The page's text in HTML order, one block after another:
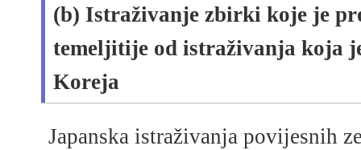
(b) Istraživanje zbirki koje je
temeljitije od istraživanja koja
Koreja
Japanska istraživanja povijesnih